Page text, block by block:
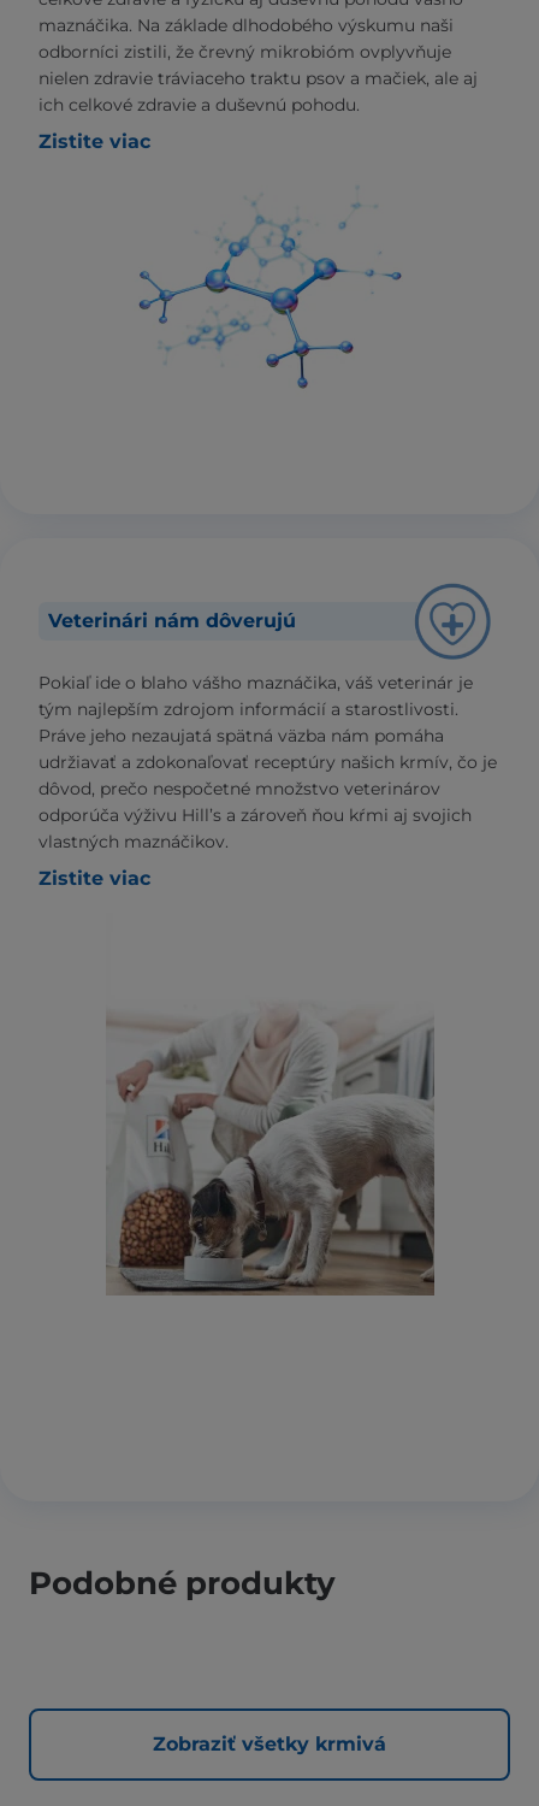
maznáčika. Na základe dlhodobého výskumu naši
odborníci zistili, že črevný mikrobióm ovplyvňuje
nielen zdravie tráviaceho traktu psov a mačiek, ale aj
ich celkové zdravie a duševnú pohodu.
Zistite viac
Veterinári nám dôverujú
Pokiaľ ide o blaho vášho maznáčika, váš veterinár je
tým najlepším zdrojom informácií a starostlivosti.
Práve jeho nezaujatá spätná väzba nám pomáha
udržiavať a zdokonaľovať receptúry našich krmív, čo je
dôvod, prečo nespočetné množstvo veterinárov
odporúča výživu Hill’s a zároveň ňou kŕmi aj svojich
vlastných maznáčikov.
Zistite viac
Podobné produkty
Zobraziť všetky krmivá